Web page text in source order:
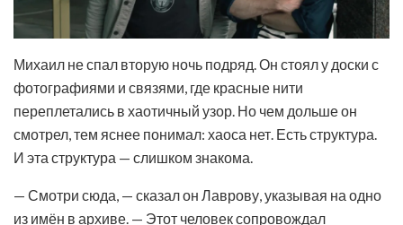
Михаил не спал вторую ночь подряд. Он стоял у доски с
фотографиями и связями, где красные нити
переплетались в хаотичный узор. Но чем дольше он
смотрел, тем яснее понимал: хаоса нет. Есть структура.
И эта структура — слишком знакома.
— Смотри сюда, — сказал он Лаврову, указывая на одно
из имён в архиве. — Этот человек сопровождал